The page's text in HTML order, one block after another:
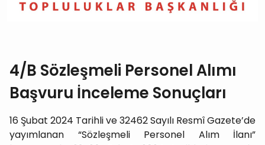
4/B Sözleşmeli Personel Alımı
Başvuru İnceleme Sonuçları
16 Şubat 2024 Tarihli ve 32462 Sayılı Resmî Gazete’de
yayımlanan “Sözleşmeli Personel Alım İlanı”